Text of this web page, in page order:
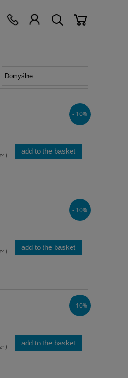
) add to the basket
- 10%
) add to the basket
- 10%
) add to the basket
- 10%